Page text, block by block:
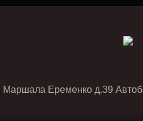
Маршала Еременко д.39